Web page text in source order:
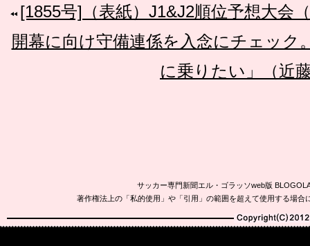
[1855号]（表紙）J1&J2順位予想大会
開幕に向け守備連係を入念にチェック
に乗りたい」（近
サッカー専門新聞エル・ゴラッソweb版
著作権法上の「私的使用」や「引用」の範囲を超えて使用する場
Copyright(C)2010-